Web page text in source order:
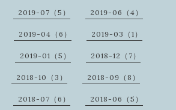
2019-07（5） 2019-06（4）
2019-04（6） 2019-03（1）
2019-01（5） 2018-12（7）
2018-10（3） 2018-09（8）
2018-07（6） 2018-06（5）